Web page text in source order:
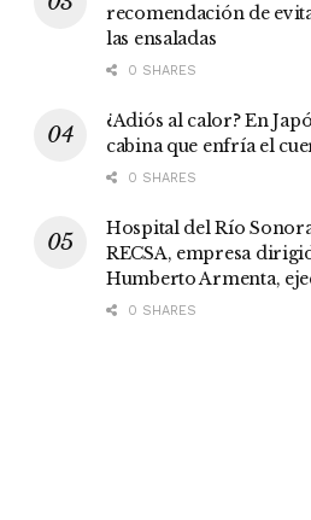
recomendación de
las ensaladas
0 SHARES
¿Adiós al calor? En
cabina que enfría el
0 SHARES
Hospital del Río
RECSA, empresa
Humberto Armenta,
0 SHARES